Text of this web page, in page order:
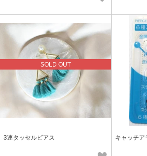
SOLD OUT
3連タッセルピアス キャッチア